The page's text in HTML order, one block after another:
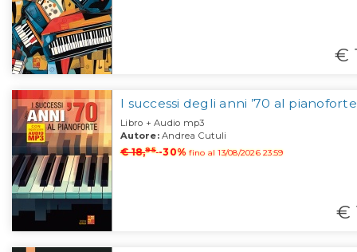
€
I successi degli anni ’70 al pianoforte
Libro + Audio mp3
Autore:Andrea Cutuli
€ 18,95 -30%fino al 13/08/2026 23:59
€